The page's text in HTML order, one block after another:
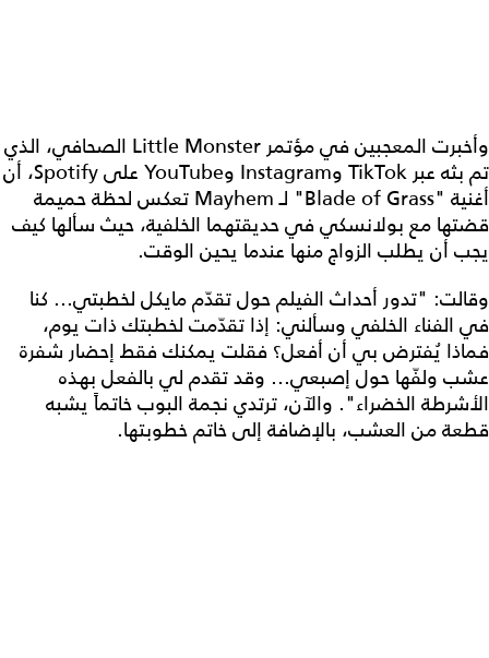
وأخبرت المعجبين في مؤتمر Little Monster الصحافي، الذي
تم بثه عبر TikTok وInstagram وYouTube على Spotify، أن
أغنية "Blade of Grass" لـ Mayhem تعكس لحظة حميمة
قضتها مع بولانسكي في حديقتهما الخلفية، حيث سألها كيف
يجب أن يطلب الزواج منها عندما يحين الوقت.
وقالت: "تدور أحداث الفيلم حول تقدّم مايكل لخطبتي... كنا
في الفناء الخلفي وسألني: إذا تقدّمت لخطبتك ذات يوم،
فماذا يُفترض بي أن أفعل؟ فقلت يمكنك فقط إحضار شفرة
عشب ولفّها حول إصبعي... وقد تقدم لي بالفعل بهذه
الأشرطة الخضراء". والآن، ترتدي نجمة البوب ​​خاتماً يشبه
قطعة من العشب، بالإضافة إلى خاتم خطوبتها.